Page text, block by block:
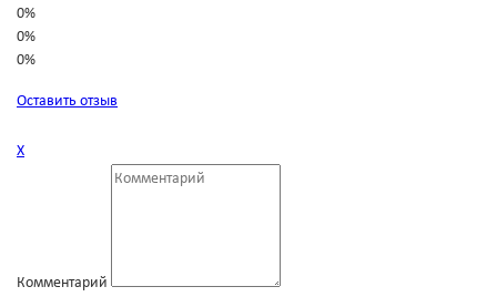
0%
0%
0%
Оставить отзыв
Х
Комментарий